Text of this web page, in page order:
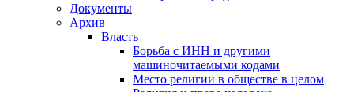
Документы
Архив
Власть
Борьба с ИНН и другими
машиночитаемыми кодами
Место религии в обществе в целом